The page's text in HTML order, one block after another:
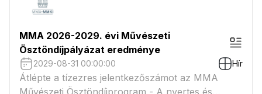
MMA 2026-2029. évi Művészeti
Ösztöndíjpályázat eredménye
2029-08-31 00:00:00 Hír
Átlépte a tízezres jelentkezőszámot az MMA
Művészeti Ösztöndíjprogram - A nyertes és